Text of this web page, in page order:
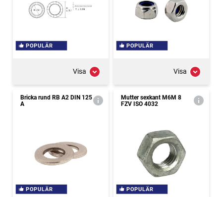
POPULÄR
Visa
POPULÄR
Visa
Bricka rund RB A2 DIN 125
A
POPULÄR
Mutter sexkant M6M 8
FZV ISO 4032
POPULÄR